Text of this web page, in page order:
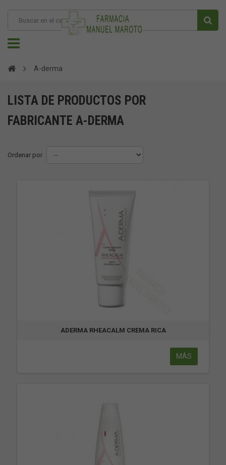
A-derma
LISTA DE PRODUCTOS POR
FABRICANTE A-DERMA
Ordenar por
ADERMA RHEACALM CREMA RICA
MÁS